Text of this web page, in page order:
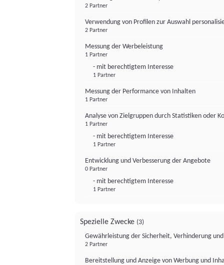
2 Partner
Verwendung von Profilen zur Auswahl
2 Partner
Messung der Werbeleistung
1 Partner
- mit berechtigtem Interesse
1 Partner
Messung der Performance von Inhalten
1 Partner
Analyse von Zielgruppen durch Statistiken oder
1 Partner
- mit berechtigtem Interesse
1 Partner
Entwicklung und Verbesserung der Angebote
0 Partner
- mit berechtigtem Interesse
1 Partner
Spezielle Zwecke (3)
Gewährleistung der Sicherheit, Verhinderung
2 Partner
Bereitstellung und Anzeige von Werbung und